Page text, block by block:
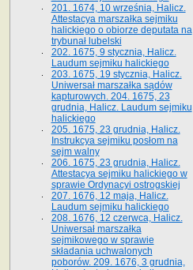
201. 1674, 10 września, Halicz.
Attestacya marszałka sejmiku
halickiego o obiorze deputata na
trybunał lubelski
202. 1675, 9 stycznia, Halicz.
Laudum sejmiku halickiego
203. 1675, 19 stycznia, Halicz.
Uniwersał marszałka sądów
kapturowych. 204. 1675, 23
grudnia, Halicz. Laudum sejmiku
halickiego
205. 1675, 23 grudnia, Halicz.
Instrukcya sejmiku posłom na
sejm walny
206. 1675, 23 grudnia, Halicz.
Attestacya sejmiku halickiego w
sprawie Ordynacyi ostrogskiej
207. 1676, 12 maja, Halicz.
Laudum sejmiku halickiego
208. 1676, 12 czerwca, Halicz.
Uniwersał marszałka
sejmikowego w sprawie
składania uchwalonych
poborów. 209. 1676, 3 grudnia,